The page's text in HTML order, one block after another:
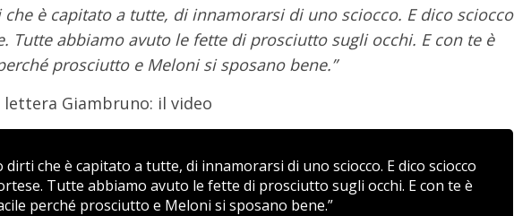
che è capitato a tutte, di innamorarsi di uno sciocco. E dico sciocco
Tutte abbiamo avuto le fette di prosciutto sugli occhi. E con te è
prosciutto e Meloni si sposano bene.”
Giambruno: il video
dirti che è capitato a tutte, di innamorarsi di uno sciocco. E dico sciocco
Tutte abbiamo avuto le fette di prosciutto sugli occhi. E con te è
perché prosciutto e Meloni si sposano bene.”